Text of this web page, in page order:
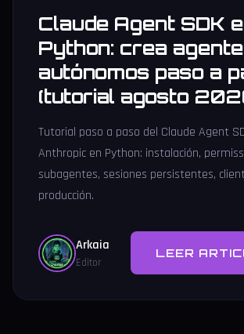
Claude Agent SDK
Python: crea
autónomos paso a
(tutorial agosto
Tutorial paso a paso del Claude Agent
Anthropic en Python: instalación,
subagentes, sesiones persistentes,
producción.
Arkaia
Editor
LEER